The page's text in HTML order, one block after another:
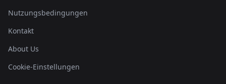
Nutzungsbedingungen
Kontakt
About Us
Cookie-Einstellungen